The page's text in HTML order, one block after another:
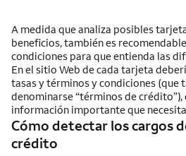
A medida que analiza posibles
beneficios, también es
condiciones para que entienda las
En el sitio Web de cada tarjeta
tasas y términos y condiciones (que
denominarse “términos de
información importante que
Cómo detectar los cargos
crédito